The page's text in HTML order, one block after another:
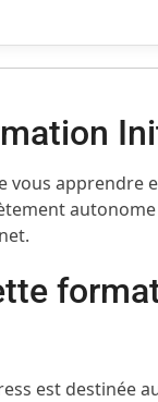
apprendre
est destinée